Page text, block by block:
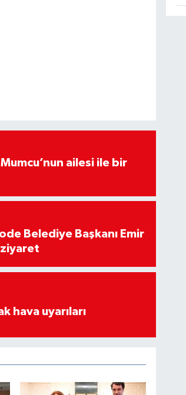
ailesi ile bir
Belediye Başkanı Emir
ziyaret
hava uyarıları